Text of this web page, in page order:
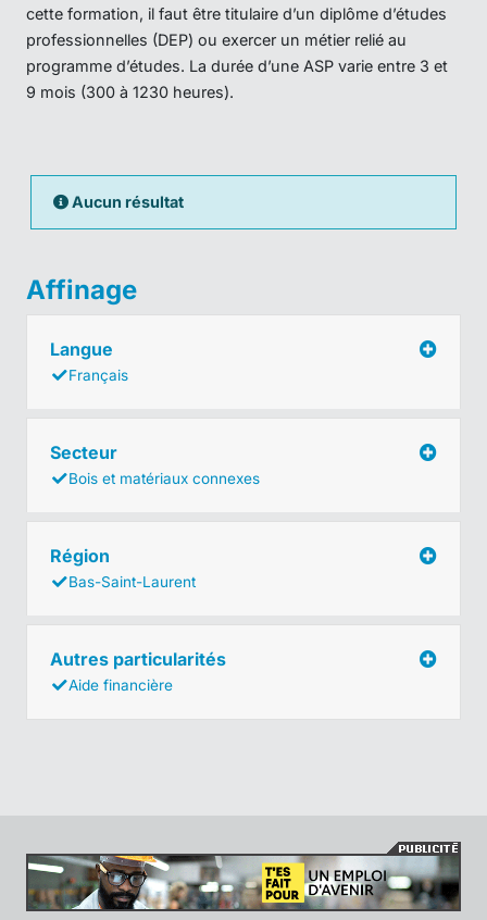
cette formation, il faut être titulaire d’un diplôme d’études
professionnelles (DEP) ou exercer un métier relié au
programme d’études. La durée d’une ASP varie entre 3 et
9 mois (300 à 1230 heures).
Aucun résultat
Affinage
Langue
Français
Secteur
Bois et matériaux connexes
Région
Bas-Saint-Laurent
Autres particularités
Aide financière